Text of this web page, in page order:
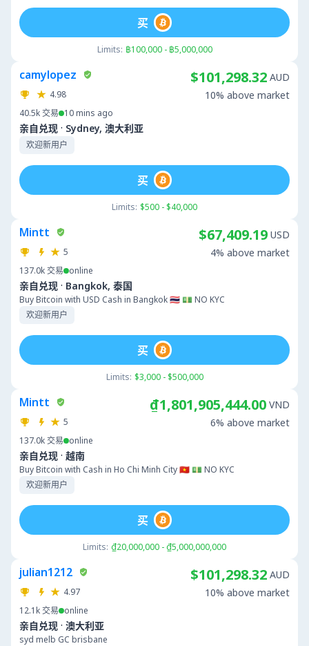
Limits: ฿100,000 - ฿5,000,000
买
camylopez
4.98
40.5k交易 10 mins ago
亲自兑现 · Sydney, 澳大利亚
欢迎新用户
$101,298.32 AUD
10% above market
Limits: $500 - $40,000
买
Mintt
5
137.0k交易 online
亲自兑现 · Bangkok, 泰国
Buy Bitcoin with USD Cash in Bangkok 🇹🇭 💵 NO KYC
欢迎新用户
$67,409.19 USD
4% above market
Limits: $3,000 - $500,000
买
Mintt
5
137.0k交易 online
亲自兑现 · 越南
Buy Bitcoin with Cash in Ho Chi Minh City 🇻🇳 💵 NO KYC
欢迎新用户
₫1,801,905,444.00 VND
6% above market
Limits: ₫20,000,000 - ₫5,000,000,000
买
julian1212
4.97
12.1k交易 online
亲自兑现 · 澳大利亚
syd melb GC brisbane
$101,298.32 AUD
10% above market